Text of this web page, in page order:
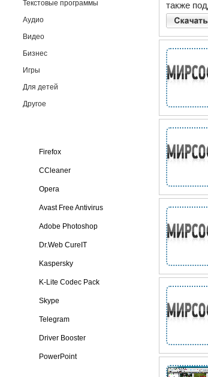
Текстовые программы
Аудио
Видео
Бизнес
Игры
Для детей
Другое
Firefox
CCleaner
Opera
Avast Free Antivirus
Adobe Photoshop
Dr.Web CureIT
Kaspersky
K-Lite Codec Pack
Skype
Telegram
Driver Booster
PowerPoint
также